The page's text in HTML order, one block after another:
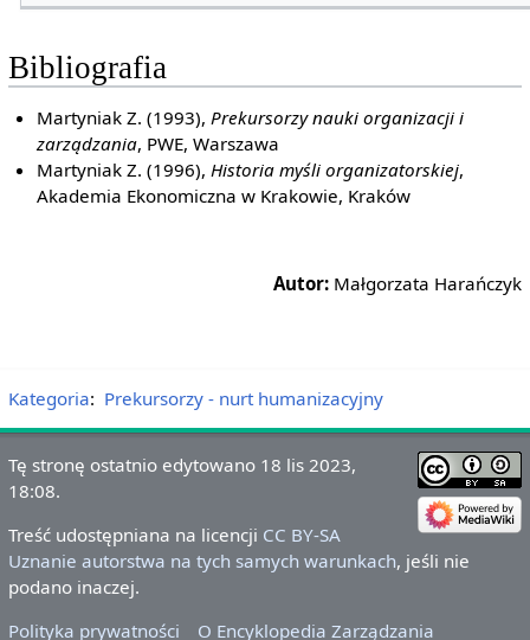
Bibliografia
Martyniak Z. (1993),Prekursorzy nauki organizacji i
zarządzania, PWE, Warszawa
Martyniak Z. (1996),Historia myśli organizatorskiej,
Akademia Ekonomiczna w Krakowie, Kraków
Autor: Małgorzata Harańczyk
Kategoria: Prekursorzy - nurt humanizacyjny
Tę stronę ostatnio edytowano 18 lis 2023,
18:08.
Treść udostępniana na licencji CC BY-SA
Uznanie autorstwa na tych samych warunkach, jeśli nie
podano inaczej.
Polityka prywatności
O Encyklopedia Zarządzania